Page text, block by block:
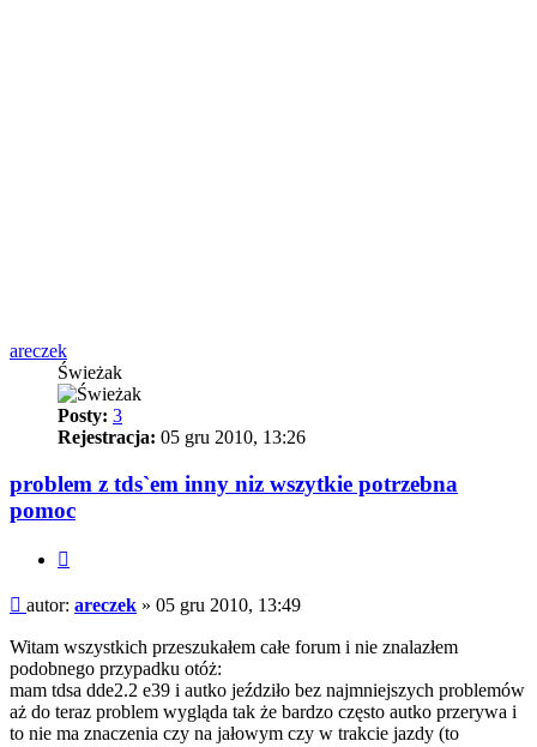
areczek
Świeżak
Posty: 3
Rejestracja: 05 gru 2010, 13:26
problem z tds`em inny niz wszytkie potrzebna
pomoc
Post
autor: areczek » 05 gru 2010, 13:49
Witam wszystkich przeszukałem całe forum i nie znalazłem
podobnego przypadku otóż:
mam tdsa dde2.2 e39 i autko jeździło bez najmniejszych problemów
aż do teraz problem wygląda tak że bardzo często autko przerywa i
to nie ma znaczenia czy na jałowym czy w trakcie jazdy (to